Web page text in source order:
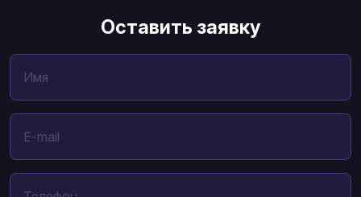
Оставить заявку